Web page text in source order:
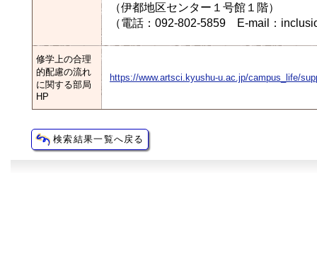
（伊都地区センター１号館１階）
（電話：092-802-5859 E-mail：
修学上の合理
的配慮の流れ
に関する部局
HP
https://www.artsci.kyushu-u.ac.jp/campus_life/